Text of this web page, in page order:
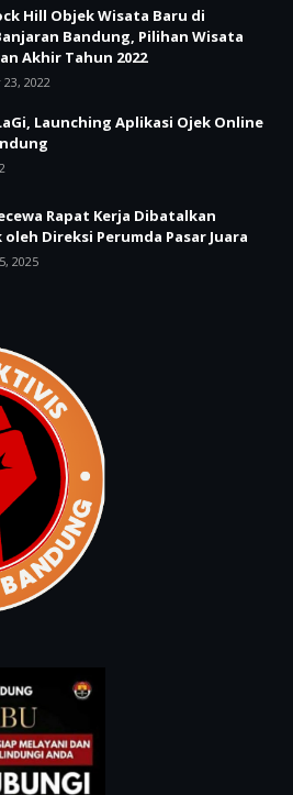
Hill Objek Wisata Baru di
Bandung, Pilihan Wisata
Akhir Tahun 2022
2022
Launching Aplikasi Ojek Online
Rapat Kerja Dibatalkan
Direksi Perumda Pasar Juara
2025